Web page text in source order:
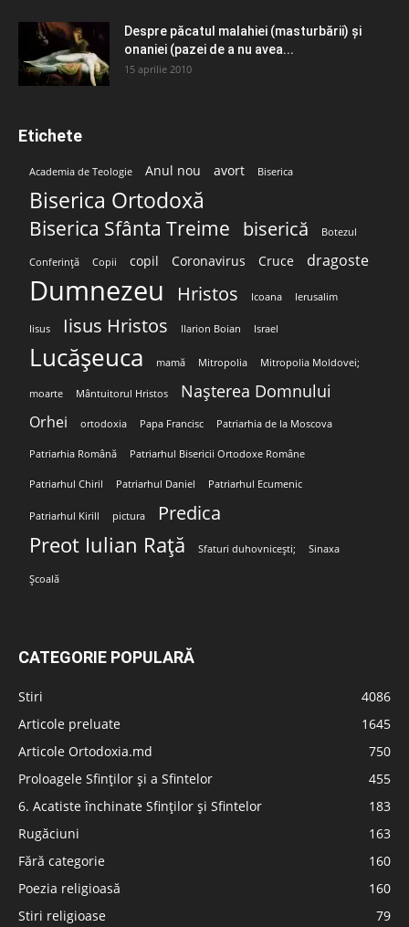
Despre păcatul malahiei (masturbării) şi
onaniei (pazei de a nu avea...
15 aprilie 2010
Etichete
Academia de Teologie Anul nou avort Biserica
Biserica Ortodoxă
Biserica Sfânta Treime biserică Botezul
Conferință Copii copil Coronavirus Cruce dragoste
Dumnezeu Hristos Icoana Ierusalim
Iisus Iisus Hristos Ilarion Boian Israel
Lucășeuca mamă Mitropolia Mitropolia Moldovei;
moarte Mântuitorul Hristos Nașterea Domnului
Orhei ortodoxia Papa Francisc Patriarhia de la Moscova
Patriarhia Română Patriarhul Bisericii Ortodoxe Române
Patriarhul Chiril Patriarhul Daniel Patriarhul Ecumenic
Patriarhul Kirill pictura Predica
Preot Iulian Rață Sfaturi duhovnicești; Sinaxa
Școală
CATEGORIE POPULARĂ
Stiri
4086
Articole preluate
1645
Articole Ortodoxia.md
750
Proloagele Sfinților și a Sfintelor
455
6. Acatiste închinate Sfinților și Sfintelor
183
Rugăciuni
163
Fără categorie
160
Poezia religioasă
160
Stiri religioase
79